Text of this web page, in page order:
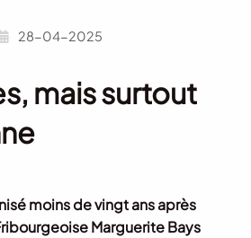
28-04-2025
mais surtout
moins de vingt ans après
Marguerite Bays